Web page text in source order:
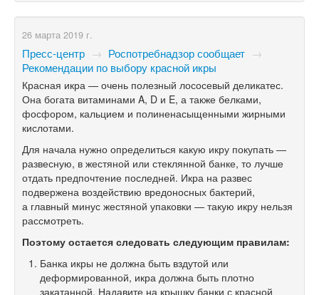
26 марта 2019 г.
Пресс-центр → Роспотребнадзор сообщает →
Рекомендации по выбору красной икры
Красная икра — очень полезный лососевый деликатес.
Она богата витаминами A, D и E, а также белками,
фосфором, кальцием и полиненасыщенными жирными
кислотами.
Для начала нужно определиться какую икру покупать —
развесную, в жестяной или стеклянной банке, то лучше
отдать предпочтение последней. Икра на развес
подвержена воздействию вредоносных бактерий,
а главный минус жестяной упаковки — такую икру нельзя
рассмотреть.
Поэтому остается следовать следующим правилам:
Банка икры не должна быть вздутой или
деформированной, икра должна быть плотно
закатанной. Надавите на крышку банки с красной